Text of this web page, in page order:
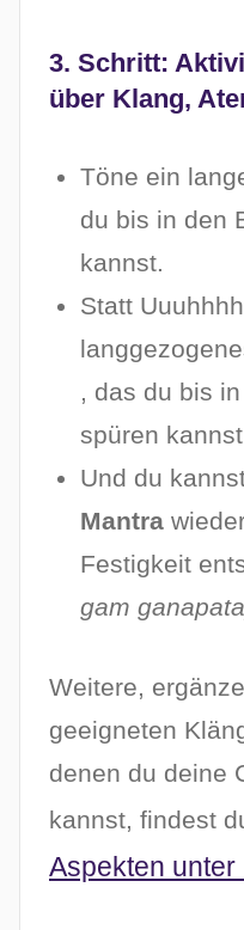
3. Schritt:
über Klang,
Töne ein
du bis in den
kannst.
Statt
, das du bis
spüren
Und du
Mantra
Festigkeit
gam
Weitere,
geeigneten
denen du deine
kannst, findest
Aspekten unter